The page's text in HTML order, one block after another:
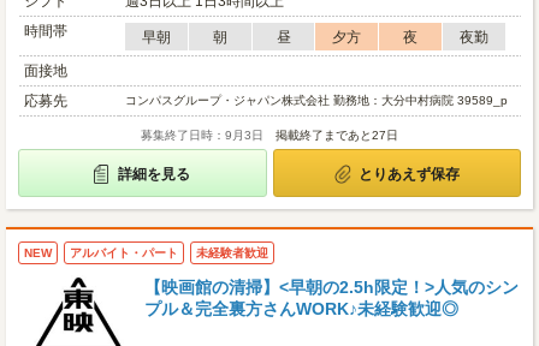
時間帯
早朝 朝 昼 夕方 夜
夜勤
面接地
応募先
コンパスグループ・ジャパン株式会社 勤務地：大分中村病院 39589_p
募集終了日時：9月3日 掲載終了まであと27日
詳細を見る とりあえず保存
NEW アルバイト・パート 未経験者歓迎
【映画館の清掃】<早朝の2.5h限定！>人気のシン
プル＆完全裏方さんWORK♪未経験歓迎◎